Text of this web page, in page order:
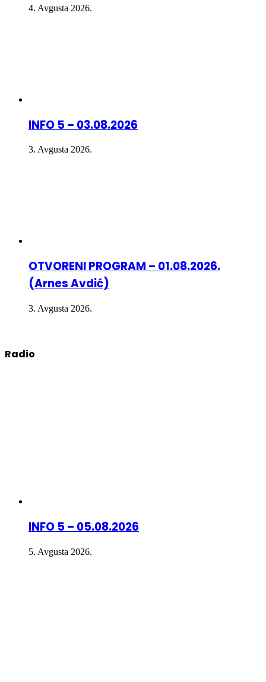
4. Avgusta 2026.
INFO 5 – 03.08.2026
3. Avgusta 2026.
OTVORENI PROGRAM – 01.08.2026.
(Arnes Avdić)
3. Avgusta 2026.
Radio
INFO 5 – 05.08.2026
5. Avgusta 2026.